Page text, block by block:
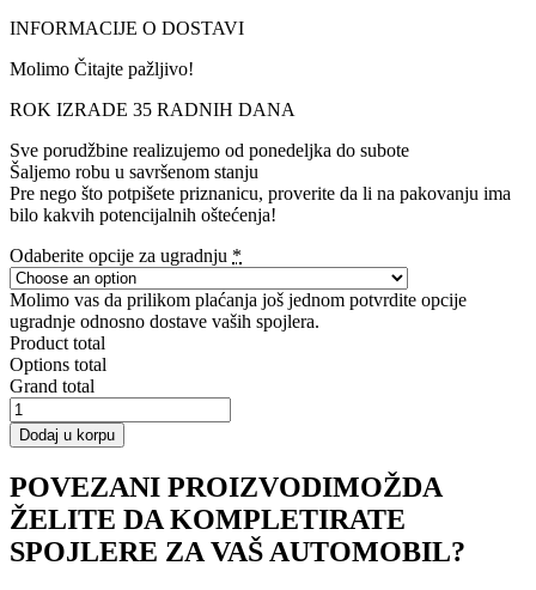
INFORMACIJE O DOSTAVI
Molimo Čitajte pažljivo!
ROK IZRADE 35 RADNIH DANA
Sve porudžbine realizujemo od ponedeljka do subote
Šaljemo robu u savršenom stanju
Pre nego što potpišete priznanicu, proverite da li na pakovanju ima
bilo kakvih potencijalnih oštećenja!
Odaberite opcije za ugradnju *
Molimo vas da prilikom plaćanja još jednom potvrdite opcije
ugradnje odnosno dostave vaših spojlera.
Product total
Options total
Grand total
FRONT
SPLITTER
VW
IV
količina
Dodaj u korpu
POVEZANI PROIZVODIMOŽDA
ŽELITE DA KOMPLETIRATE
SPOJLERE ZA VAŠ AUTOMOBIL?